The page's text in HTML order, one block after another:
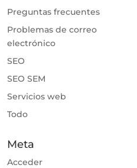
Preguntas frecuentes
Problemas de correo
electrónico
SEO
SEO SEM
Servicios web
Todo
Meta
Acceder